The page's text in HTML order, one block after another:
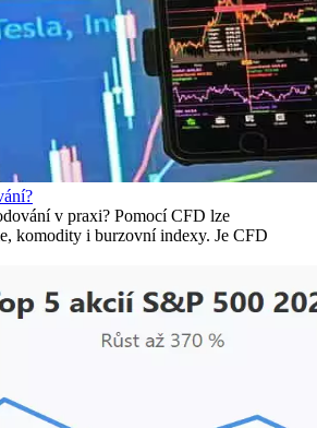
v praxi? Pomocí CFD lze
komodity i burzovní indexy. Je CFD